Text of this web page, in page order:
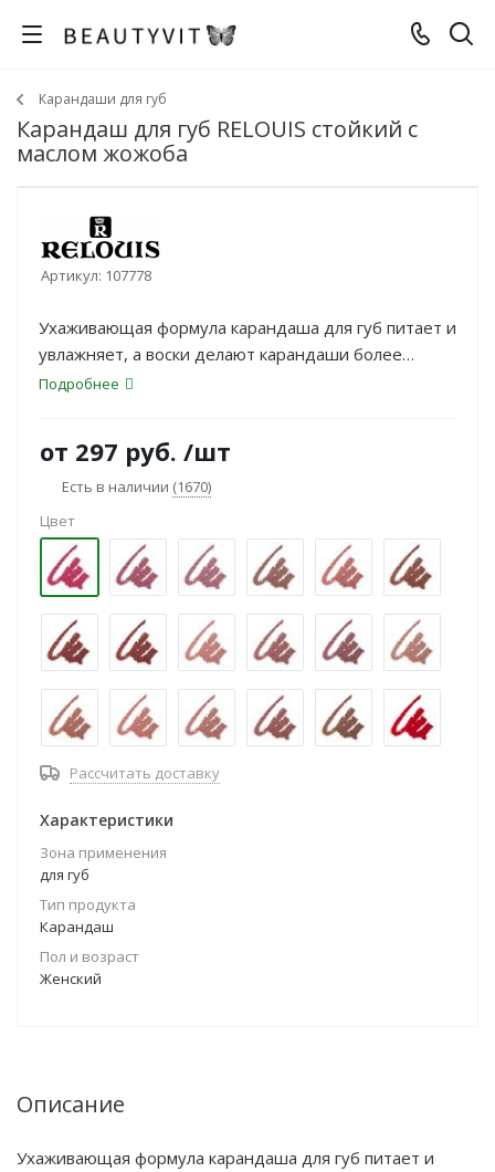
Карандаши для губ
Карандаш для губ RELOUIS стойкий с
маслом жожоба
Артикул: 107778
Ухаживающая формула карандаша для губ питает и
увлажняет, а воски делают карандаши более
стойкими на губах.
Подробнее
от 297 руб. /шт
Есть в наличии (1670)
Цвет
Рассчитать доставку
Характеристики
Зона применения
для губ
Тип продукта
Карандаш
Пол и возраст
Женский
Описание
Ухаживающая формула карандаша для губ питает и